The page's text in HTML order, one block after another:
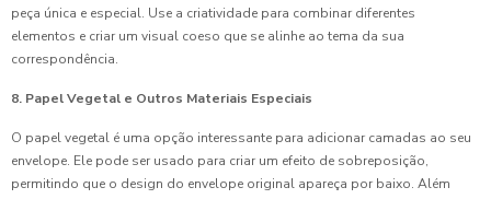
peça única e especial. Use a criatividade para combinar diferentes
elementos e criar um visual coeso que se alinhe ao tema da sua
correspondência.
8. Papel Vegetal e Outros Materiais Especiais
O papel vegetal é uma opção interessante para adicionar camadas ao seu
envelope. Ele pode ser usado para criar um efeito de sobreposição,
permitindo que o design do envelope original apareça por baixo. Além